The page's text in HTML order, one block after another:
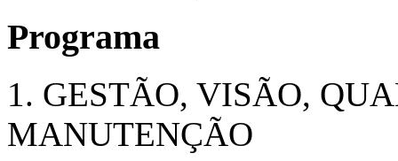
Programa
1. GESTÃO, VISÃO,
MANUTENÇÃO